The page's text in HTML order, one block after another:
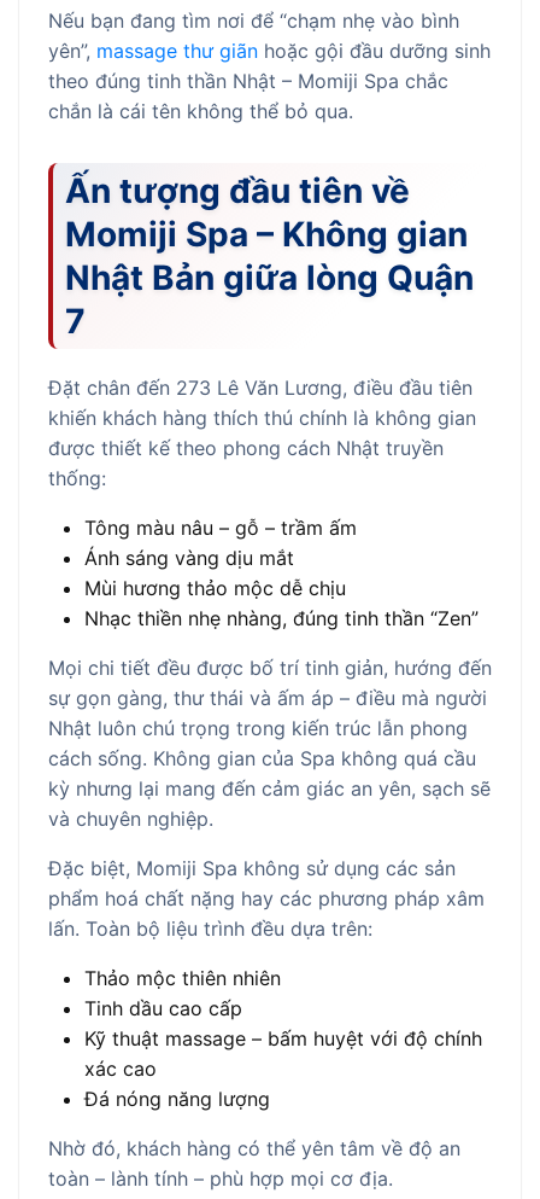
Nếu bạn đang tìm nơi để “chạm nhẹ vào bình
yên”, massage thư giãn hoặc gội đầu dưỡng sinh
theo đúng tinh thần Nhật – Momiji Spa chắc
chắn là cái tên không thể bỏ qua.
Ấn tượng đầu tiên về
Momiji Spa – Không gian
Nhật Bản giữa lòng Quận
7
Đặt chân đến 273 Lê Văn Lương, điều đầu tiên
khiến khách hàng thích thú chính là không gian
được thiết kế theo phong cách Nhật truyền
thống:
Tông màu nâu – gỗ – trầm ấm
Ánh sáng vàng dịu mắt
Mùi hương thảo mộc dễ chịu
Nhạc thiền nhẹ nhàng, đúng tinh thần “Zen”
Mọi chi tiết đều được bố trí tinh giản, hướng đến
sự gọn gàng, thư thái và ấm áp – điều mà người
Nhật luôn chú trọng trong kiến trúc lẫn phong
cách sống. Không gian của Spa không quá cầu
kỳ nhưng lại mang đến cảm giác an yên, sạch sẽ
và chuyên nghiệp.
Đặc biệt, Momiji Spa không sử dụng các sản
phẩm hoá chất nặng hay các phương pháp xâm
lấn. Toàn bộ liệu trình đều dựa trên:
Thảo mộc thiên nhiên
Tinh dầu cao cấp
Kỹ thuật massage – bấm huyệt với độ chính
xác cao
Đá nóng năng lượng
Nhờ đó, khách hàng có thể yên tâm về độ an
toàn – lành tính – phù hợp mọi cơ địa.